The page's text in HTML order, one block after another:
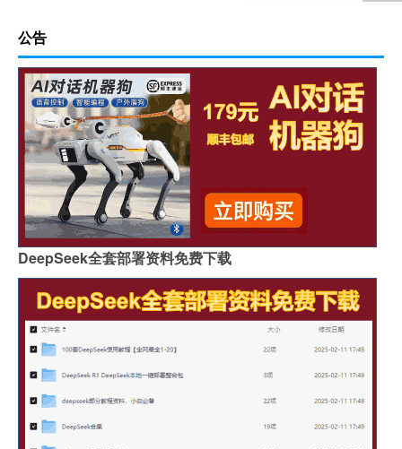
公告
DeepSeek全套部署资料免费下载